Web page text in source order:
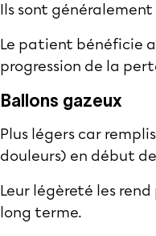
Ils sont
Le patient bénéficie
progression de la
Ballons gazeux
Plus légers car
douleurs) en début
Leur légèreté les
long terme.